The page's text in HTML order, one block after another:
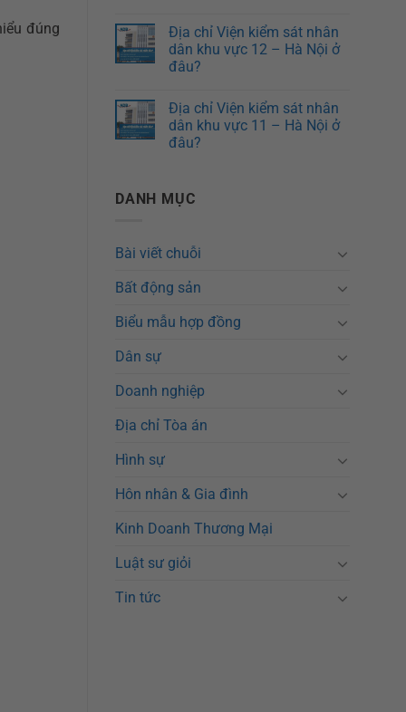
đúng
Địa chỉ Viện kiểm sát nhân
dân khu vực 12 – Hà Nội ở
đâu?
Địa chỉ Viện kiểm sát nhân
dân khu vực 11 – Hà Nội ở
đâu?
DANH MỤC
Bài viết chuỗi
Bất động sản
Biểu mẫu hợp đồng
Dân sự
Doanh nghiệp
Địa chỉ Tòa án
Hình sự
Hôn nhân & Gia đình
Kinh Doanh Thương Mại
Luật sư giỏi
Tin tức